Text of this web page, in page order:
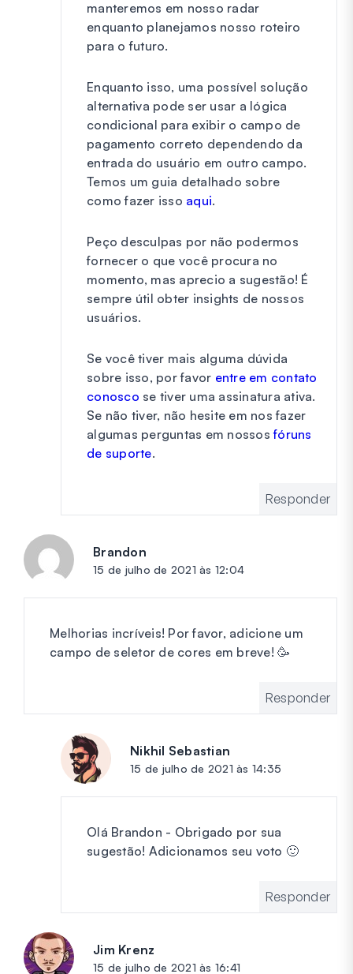
manteremos em nosso radar
enquanto planejamos nosso roteiro
para o futuro.
Enquanto isso, uma possível solução
alternativa pode ser usar a lógica
condicional para exibir o campo de
pagamento correto dependendo da
entrada do usuário em outro campo.
Temos um guia detalhado sobre
como fazer isso aqui.
Peço desculpas por não podermos
fornecer o que você procura no
momento, mas aprecio a sugestão! É
sempre útil obter insights de nossos
usuários.
Se você tiver mais alguma dúvida
sobre isso, por favor entre em contato
conosco se tiver uma assinatura ativa.
Se não tiver, não hesite em nos fazer
algumas perguntas em nossosfóruns
de suporte.
Responder
Brandon
15 de julho de 2021 às 12:04
Melhorias incríveis! Por favor, adicione um
campo de seletor de cores em breve! 🥳
Responder
Nikhil Sebastian
15 de julho de 2021 às 14:35
Olá Brandon - Obrigado por sua
sugestão! Adicionamos seu voto 🙂
Responder
Jim Krenz
15 de julho de 2021 às 16:41